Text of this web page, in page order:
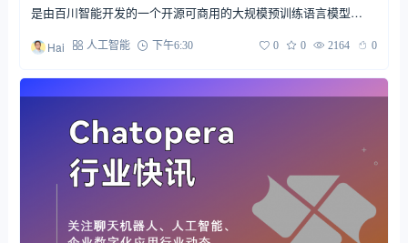
是由百川智能开发的一个开源可商用的大规模预训练语言模型…
Hai 人工智能 下午6:30 0 0 2164 0